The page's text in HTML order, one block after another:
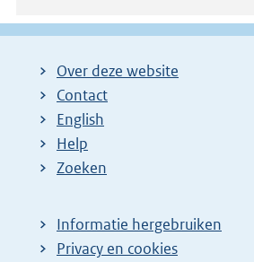
Over deze website
Contact
English
Help
Zoeken
Informatie hergebruiken
Privacy en cookies